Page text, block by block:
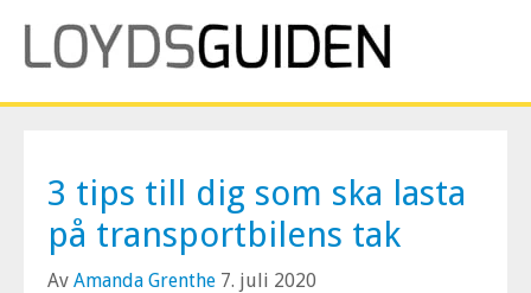
3 tips till dig som ska lasta
på transportbilens tak
Av Amanda Grenthe 7. juli 2020